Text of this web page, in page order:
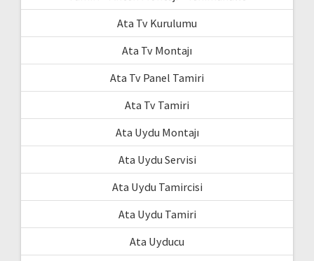
Ata Tv Kurulumu
Ata Tv Montajı
Ata Tv Panel Tamiri
Ata Tv Tamiri
Ata Uydu Montajı
Ata Uydu Servisi
Ata Uydu Tamircisi
Ata Uydu Tamiri
Ata Uyducu